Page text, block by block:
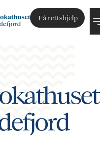
Få rettshjelp